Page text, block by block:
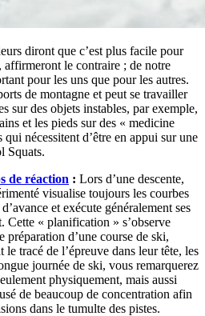
diront que c’est plus facile pour
le contraire ; de notre
pour les uns que pour les autres.
de montagne et peut se travailler
sur des objets instables, par exemple,
et les pieds sur des « medicine
nécessitent d’être en appui sur une
Squats.
de réaction : Lors d’une descente,
visualise toujours les courbes
et exécute généralement ses
Cette « planification » s’observe
préparation d’une course de ski,
le tracé de l’épreuve dans leur tête, les
journée de ski, vous remarquerez
physiquement, mais aussi
de beaucoup de concentration afin
dans le tumulte des pistes.